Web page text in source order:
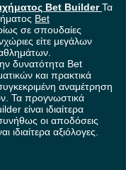
Bet BuilderΤα
Bet
σε σπουδαίες
είτε μεγάλων
δυνατότητα Bet
και πρακτικά
αναμέτρηση
Τα προγνωστικά
είναι ιδιαίτερα
οι αποδόσεις
ιδιαίτερα αξιόλογες.